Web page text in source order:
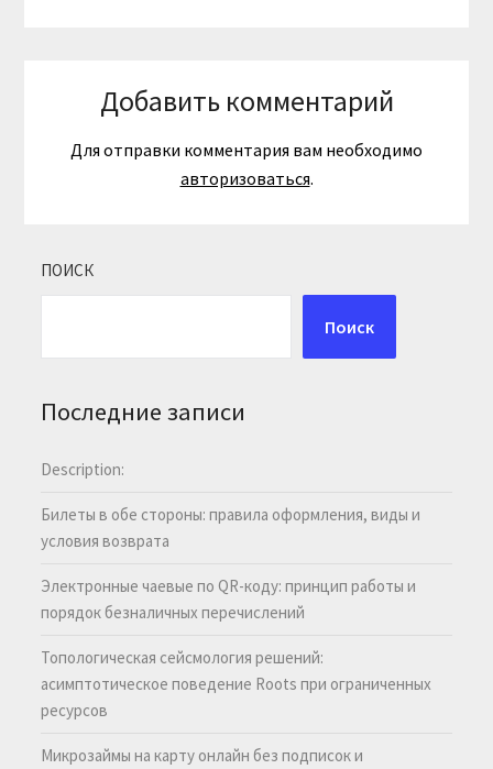
Добавить комментарий
Для отправки комментария вам необходимо
авторизоваться.
ПОИСК
Поиск
Последние записи
Description:
Билеты в обе стороны: правила оформления, виды и
условия возврата
Электронные чаевые по QR-коду: принцип работы и
порядок безналичных перечислений
Топологическая сейсмология решений:
асимптотическое поведение Roots при ограниченных
ресурсов
Микрозаймы на карту онлайн без подписок и